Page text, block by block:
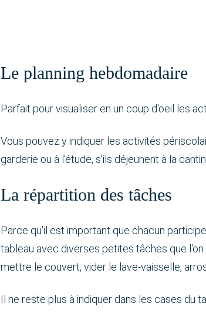
Le planning hebdomadaire
Parfait pour visualiser en un coup d'oeil les
Vous pouvez y indiquer les activités
garderie ou à l'étude, s'ils déjeunent à la
La répartition des tâches
Parce qu'il est important que chacun
tableau avec diverses petites tâches que
mettre le couvert, vider le lave-vaisselle,
Il ne reste plus à indiquer dans les cases du